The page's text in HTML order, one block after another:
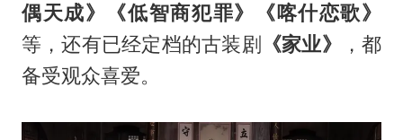
偶天成》《低智商犯罪》《喀什恋歌》
等，还有已经定档的古装剧 《家业》
，都
备受观众喜爱。